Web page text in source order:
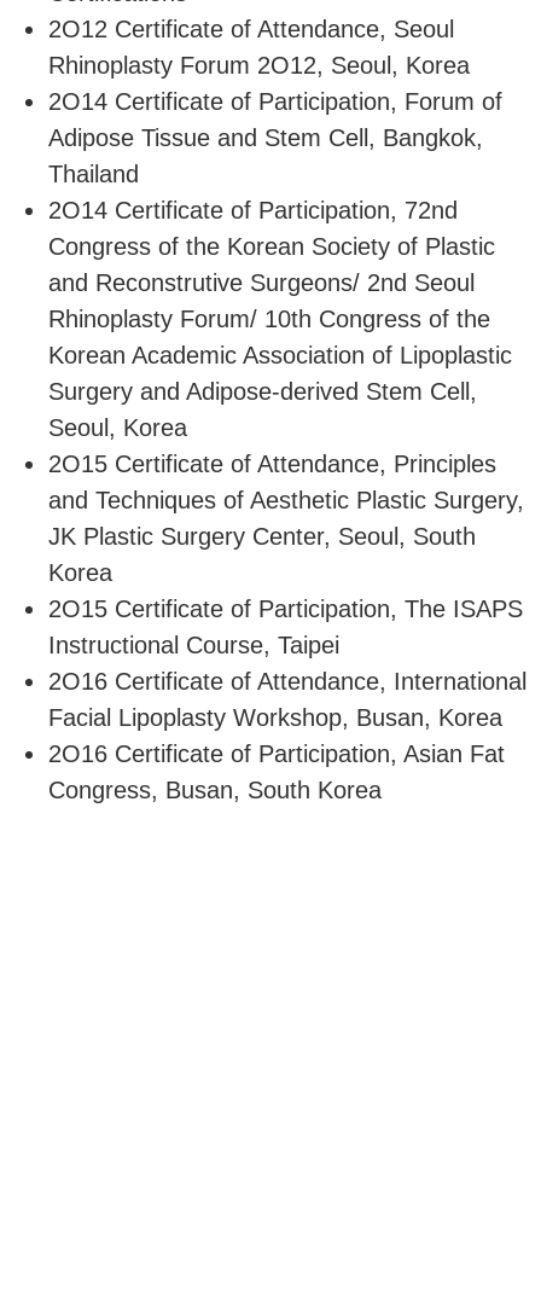
2O12 Certificate of Attendance, Seoul
Rhinoplasty Forum 2O12, Seoul, Korea
2O14 Certificate of Participation, Forum of
Adipose Tissue and Stem Cell, Bangkok,
Thailand
2O14 Certificate of Participation, 72nd
Congress of the Korean Society of Plastic
and Reconstrutive Surgeons/ 2nd Seoul
Rhinoplasty Forum/ 10th Congress of the
Korean Academic Association of Lipoplastic
Surgery and Adipose-derived Stem Cell,
Seoul, Korea
2O15 Certificate of Attendance, Principles
and Techniques of Aesthetic Plastic Surgery,
JK Plastic Surgery Center, Seoul, South
Korea
2O15 Certificate of Participation, The ISAPS
Instructional Course, Taipei
2O16 Certificate of Attendance, International
Facial Lipoplasty Workshop, Busan, Korea
2O16 Certificate of Participation, Asian Fat
Congress, Busan, South Korea